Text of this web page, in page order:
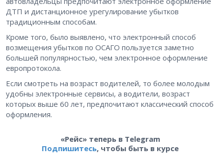
ДТП и дистанционное урегулирование убытков
традиционным способам.
Кроме того, было выявлено, что электронный способ
возмещения убытков по ОСАГО пользуется заметно
большей популярностью, чем электронное оформление
европротокола.
Если смотреть на возраст водителей, то более молодым
удобны электронные сервисы, а водители, возраст
которых выше 60 лет, предпочитают классический способ
оформления.
«Рейс» теперь в Telegram
Подпишитесь, чтобы быть в курсе